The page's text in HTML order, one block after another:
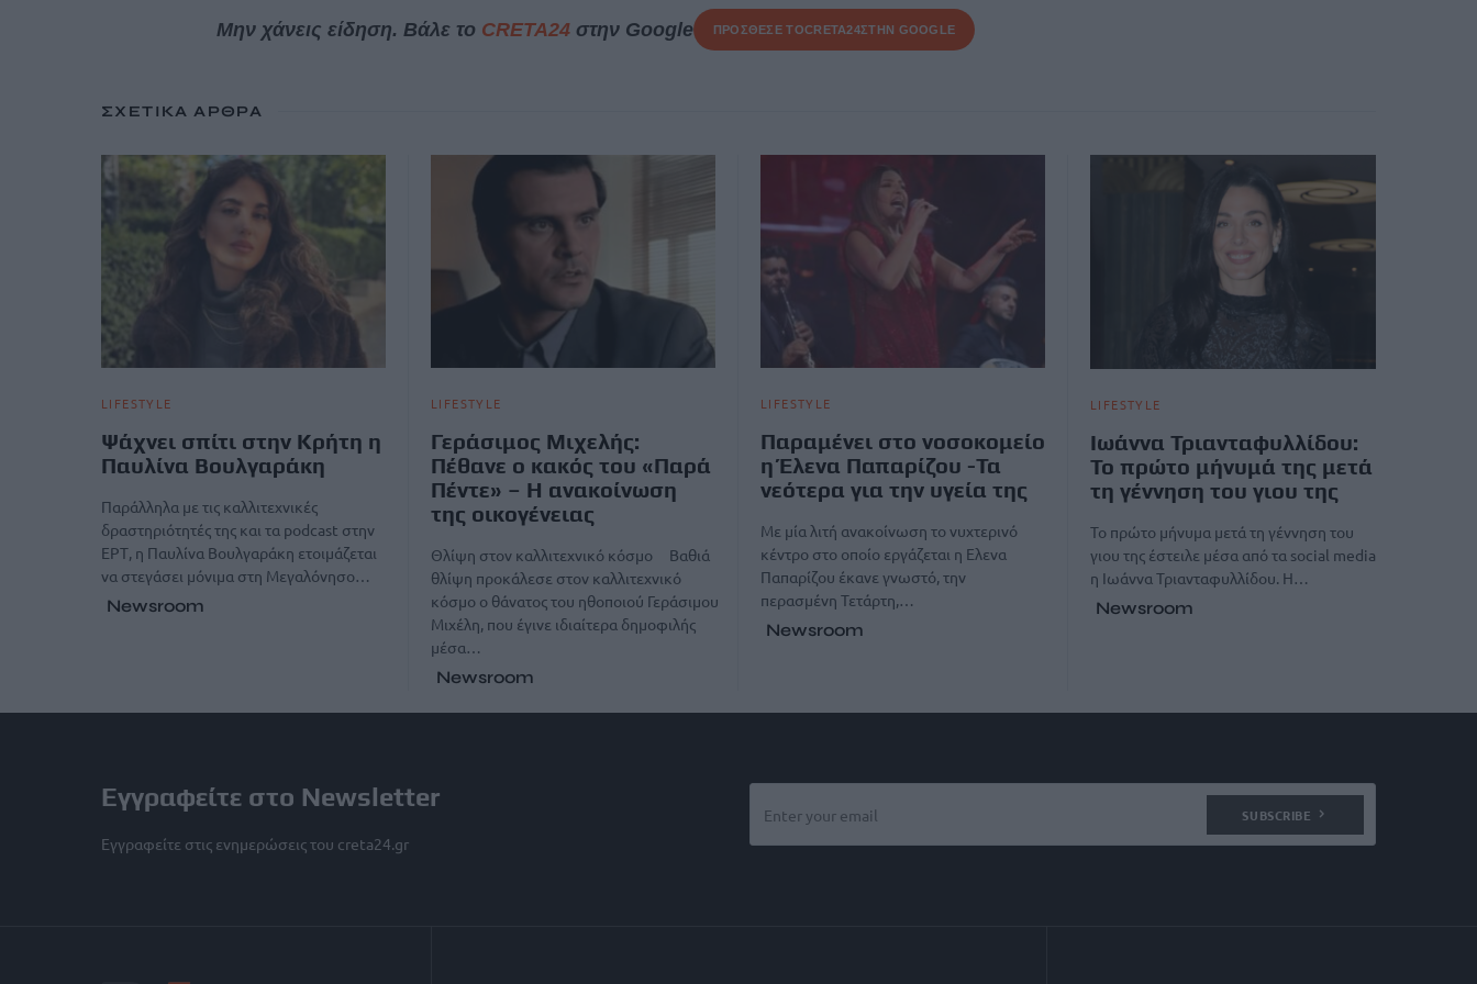
Μην χάνεις είδηση. Βάλε το CRETA24στην Google ΠΡΟΣΘΕΣΕ ΤΟCRETA24ΣΤΗΝ GOOGLE
ΣΧΕΤΙΚΆ ΆΡΘΡΑ
LIFESTYLE
Ψάχνει σπίτι στην Κρήτη η
Παυλίνα Βουλγαράκη
Παράλληλα με τις καλλιτεχνικές
δραστηριότητές της και τα podcast στην
ΕΡΤ, η Παυλίνα Βουλγαράκη ετοιμάζεται
να στεγάσει μόνιμα στη Μεγαλόνησο…
Newsroom
LIFESTYLE
Γεράσιμος Μιχελής:
Πέθανε ο κακός του «Παρά
Πέντε» – Η ανακοίνωση
της οικογένειας
Θλίψη στον καλλιτεχνικό κόσμο Βαθιά
θλίψη προκάλεσε στον καλλιτεχνικό
κόσμο ο θάνατος του ηθοποιού Γεράσιμου
Μιχέλη, που έγινε ιδιαίτερα δημοφιλής
μέσα…
Newsroom
LIFESTYLE
Παραμένει στο νοσοκομείο
η Έλενα Παπαρίζου -Τα
νεότερα για την υγεία της
Με μία λιτή ανακοίνωση το νυχτερινό
κέντρο στο οποίο εργάζεται η Ελενα
Παπαρίζου έκανε γνωστό, την
περασμένη Τετάρτη,…
Newsroom
LIFESTYLE
Ιωάννα Τριανταφυλλίδου:
Το πρώτο μήνυμά της μετά
τη γέννηση του γιου της
Το πρώτο μήνυμα μετά τη γέννηση του
γιου της έστειλε μέσα από τα social media
η Ιωάννα Τριανταφυλλίδου. Η…
Newsroom
Εγγραφείτε στο Newsletter
Εγγραφείτε στις ενημερώσεις του creta24.gr
SUBSCRIBE